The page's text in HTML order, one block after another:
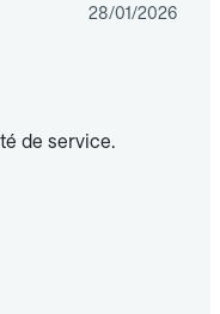
28/01/2026
de service.